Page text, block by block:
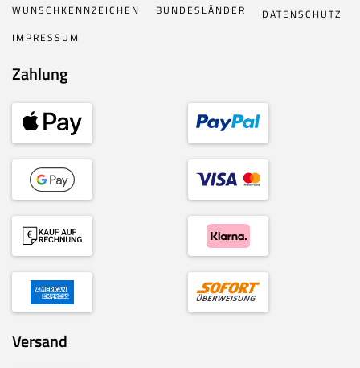
WUNSCHKENNZEICHEN BUNDESLÄNDER
DATENSCHUTZ
IMPRESSUM
Zahlung
Versand